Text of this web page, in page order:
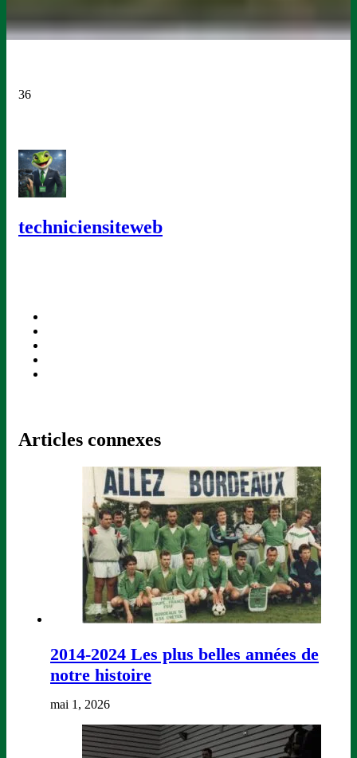
36
techniciensiteweb
Articles connexes
2014-2024 Les plus belles années de
notre histoire
mai 1, 2026